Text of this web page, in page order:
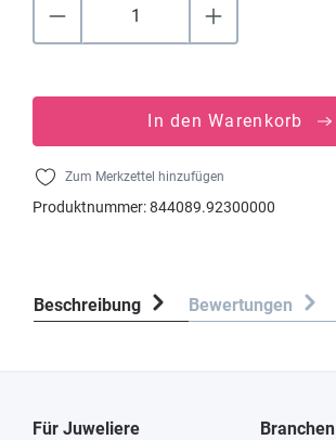
In den Warenkorb
Zum Merkzettel hinzufügen
Produktnummer:844089.92300000
Beschreibung Bewertungen
Für Juweliere Branchen